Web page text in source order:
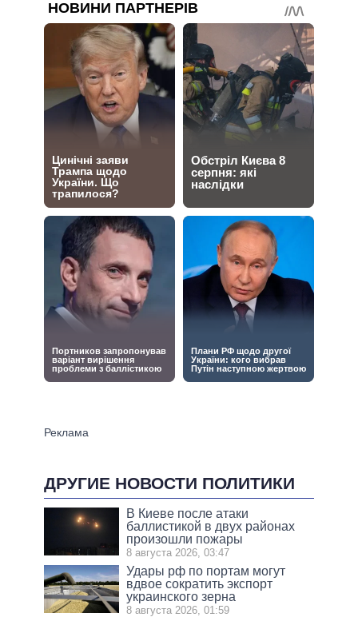
ДРУГИЕ НОВОСТИ ПОЛИТИКИ
В Киеве после атаки
баллистикой в двух районах
произошли пожары
8 августа 2026, 03:47
Удары рф по портам могут
вдвое сократить экспорт
украинского зерна
8 августа 2026, 01:59